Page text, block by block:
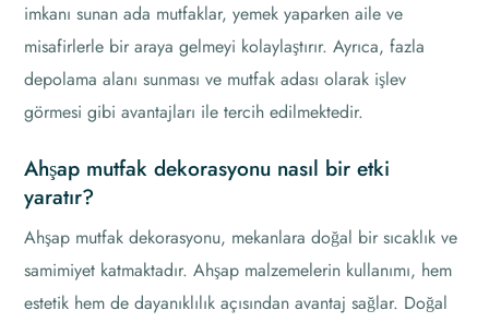
imkanı sunan ada mutfaklar, yemek yaparken aile ve
misafirlerle bir araya gelmeyi kolaylaştırır. Ayrıca, fazla
depolama alanı sunması ve mutfak adası olarak işlev
görmesi gibi avantajları ile tercih edilmektedir.
Ahşap mutfak dekorasyonu nasıl bir etki
yaratır?
Ahşap mutfak dekorasyonu, mekanlara doğal bir sıcaklık ve
samimiyet katmaktadır. Ahşap malzemelerin kullanımı, hem
estetik hem de dayanıklılık açısından avantaj sağlar. Doğal